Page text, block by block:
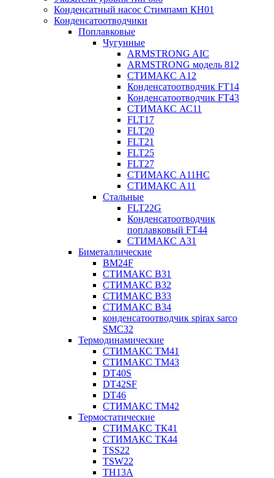
Конденсатный насос Стимпамп КН01
Конденсатоотводчики
Поплавковые
Чугунные
ARMSTRONG AIC
ARMSTRONG модель 812
СТИМАКС А12
Конденсатоотводчик FT14
Конденсатоотводчик FT43
СТИМАКС АС11
FLT17
FLT20
FLT21
FLT25
FLT27
СТИМАКС А11HC
СТИМАКС А11
Стальные
FLT22G
Конденсатоотводчик
поплавковый FT44
СТИМАКС А31
Биметаллические
BM24F
СТИМАКС B31
СТИМАКС В32
СТИМАКС В33
СТИМАКС B34
конденсатоотводчик spirax sarco
SMC32
Термодинамические
СТИМАКС ТМ41
СТИМАКС ТМ43
DT40S
DT42SF
DT46
СТИМАКС ТМ42
Термостатические
СТИМАКС ТК41
СТИМАКС ТК44
TSS22
TSW22
TH13A